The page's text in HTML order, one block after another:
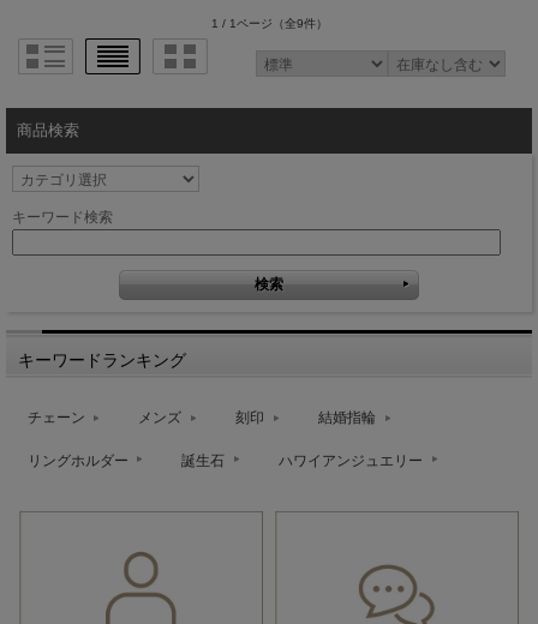
1 / 1ページ （全9件）
商品検索
キーワード検索
キーワードランキング
チェーン メンズ 刻印 結婚指輪
リングホルダー 誕生石 ハワイアンジュエリー